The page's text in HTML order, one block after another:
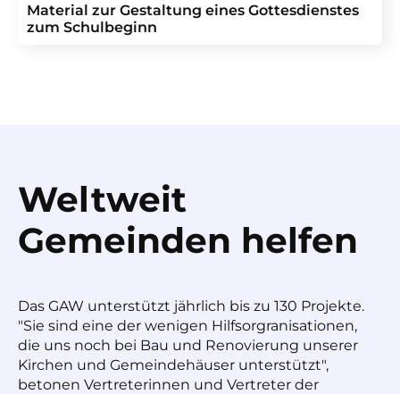
Material zur Gestaltung eines Gottesdienstes
zum Schulbeginn
Weltweit
Gemeinden helfen
Das GAW unterstützt jährlich bis zu 130 Projekte.
"Sie sind eine der wenigen Hilfsorgranisationen,
die uns noch bei Bau und Renovierung unserer
Kirchen und Gemeindehäuser unterstützt",
betonen Vertreterinnen und Vertreter der